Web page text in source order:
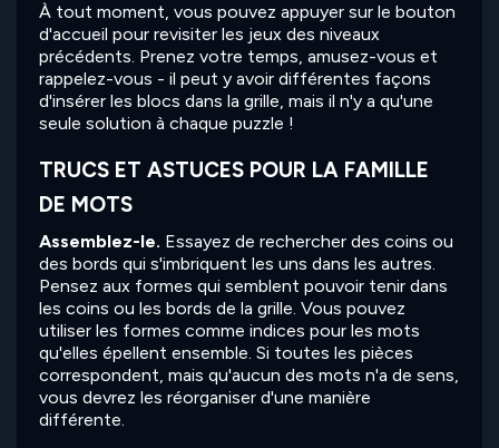
À tout moment, vous pouvez appuyer sur le bouton
d'accueil pour revisiter les jeux des niveaux
précédents. Prenez votre temps, amusez-vous et
rappelez-vous - il peut y avoir différentes façons
d'insérer les blocs dans la grille, mais il n'y a qu'une
seule solution à chaque puzzle !
TRUCS ET ASTUCES POUR LA FAMILLE
DE MOTS
Assemblez-le. Essayez de rechercher des coins ou
des bords qui s'imbriquent les uns dans les autres.
Pensez aux formes qui semblent pouvoir tenir dans
les coins ou les bords de la grille. Vous pouvez
utiliser les formes comme indices pour les mots
qu'elles épellent ensemble. Si toutes les pièces
correspondent, mais qu'aucun des mots n'a de sens,
vous devrez les réorganiser d'une manière
différente.